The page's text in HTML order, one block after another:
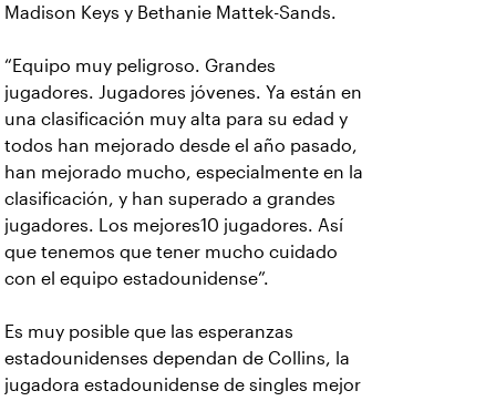
Madison Keys y Bethanie Mattek-Sands.
“Equipo muy peligroso. Grandes
jugadores. Jugadores jóvenes. Ya están en
una clasificación muy alta para su edad y
todos han mejorado desde el año pasado,
han mejorado mucho, especialmente en la
clasificación, y han superado a grandes
jugadores. Los mejores10 jugadores. Así
que tenemos que tener mucho cuidado
con el equipo estadounidense”.
Es muy posible que las esperanzas
estadounidenses dependan de Collins, la
jugadora estadounidense de singles mejor